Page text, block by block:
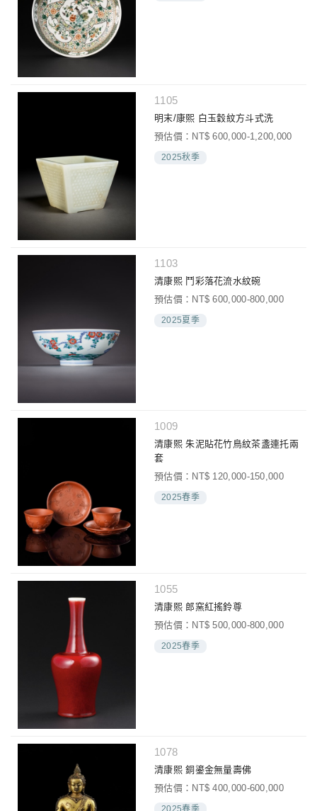
1105
明末/康熙 白玉穀紋方斗式洗
預估價：NT$ 600,000-1,200,000
2025秋季
1103
清康熙 鬥彩落花流水紋碗
預估價：NT$ 600,000-800,000
2025夏季
1009
清康熙 朱泥貼花竹鳥紋茶盞連托兩
套
預估價：NT$ 120,000-150,000
2025春季
1055
清康熙 郎窯紅搖鈴尊
預估價：NT$ 500,000-800,000
2025春季
1078
清康熙 銅鎏金無量壽佛
預估價：NT$ 400,000-600,000
2025春季